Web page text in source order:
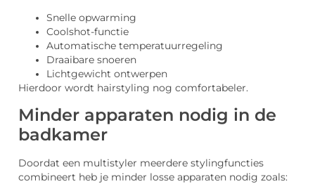
Snelle opwarming
Coolshot-functie
Automatische temperatuurregeling
Draaibare snoeren
Lichtgewicht ontwerpen
Hierdoor wordt hairstyling nog comfortabeler.
Minder apparaten nodig in de
badkamer
Doordat een multistyler meerdere stylingfuncties
combineert heb je minder losse apparaten nodig zoals: